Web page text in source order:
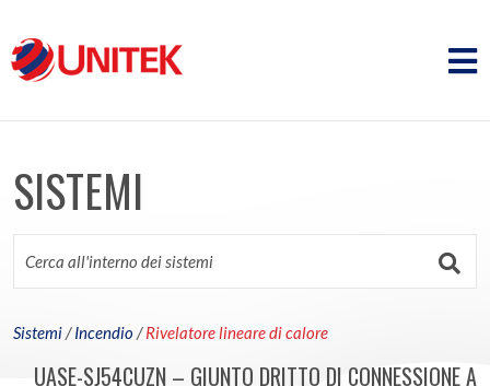
SISTEMI
Sistemi/Incendio/Rivelatore lineare di calore
UASE-SJ54CUZN – GIUNTO DRITTO DI CONNESSIONE A